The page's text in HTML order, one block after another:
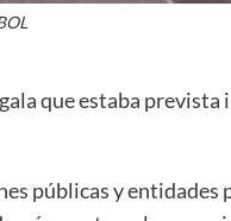
que estaba
públicas y entidades